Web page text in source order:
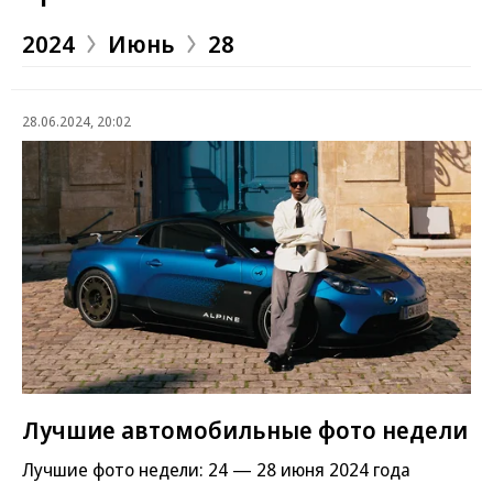
2024 Июнь 28
28.06.2024, 20:02
Лучшие автомобильные фото недели
Лучшие фото недели: 24 — 28 июня 2024 года